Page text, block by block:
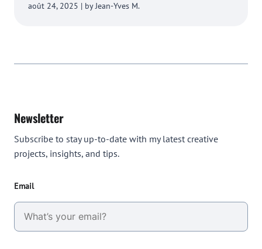
août 24, 2025 | by Jean-Yves M.
Newsletter
Subscribe to stay up-to-date with my latest creative
projects, insights, and tips.
Email